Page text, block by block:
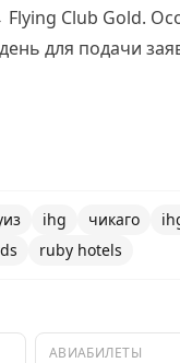
Flying Club Gold.
для подачи
ihg чикаго
ruby hotels
АВИАБИЛЕТЫ